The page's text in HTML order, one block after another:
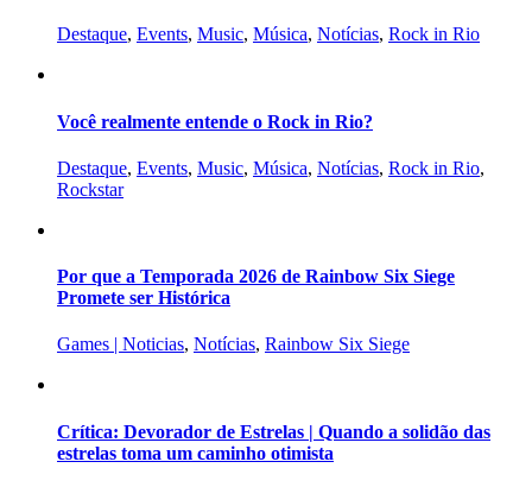
Destaque, Events, Music, Música, Notícias, Rock in Rio
Você realmente entende o Rock in Rio?
Destaque, Events, Music, Música, Notícias, Rock in Rio,
Rockstar
Por que a Temporada 2026 de Rainbow Six Siege
Promete ser Histórica
Games | Noticias, Notícias, Rainbow Six Siege
Crítica: Devorador de Estrelas | Quando a solidão das
estrelas toma um caminho otimista